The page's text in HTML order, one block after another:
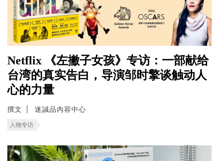
Netflix 《左撇子女孩》专访：一部献给
台湾的真实告白，导演邹时擎谈触动人
心的力量
撰文 迷誠品內容中心
人物专访